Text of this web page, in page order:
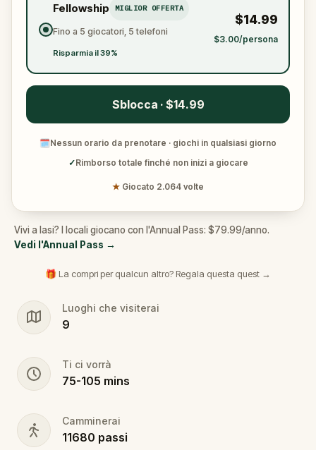
Fellowship MIGLIOR OFFERTA
Fino a 5 giocatori, 5 telefoni
Risparmia il 39%
$14.99
$3.00/persona
Sblocca · $14.99
🗓Nessun orario da prenotare · giochi in qualsiasi giorno
✓Rimborso totale finché non inizi a giocare
★ Giocato 2.064 volte
Vivi a Iasi? I locali giocano con l'Annual Pass: $79.99/anno.
Vedi l'Annual Pass →
🎁 La compri per qualcun altro? Regala questa quest →
Luoghi che visiterai
9
Ti ci vorrà
75-105 mins
Camminerai
11680 passi